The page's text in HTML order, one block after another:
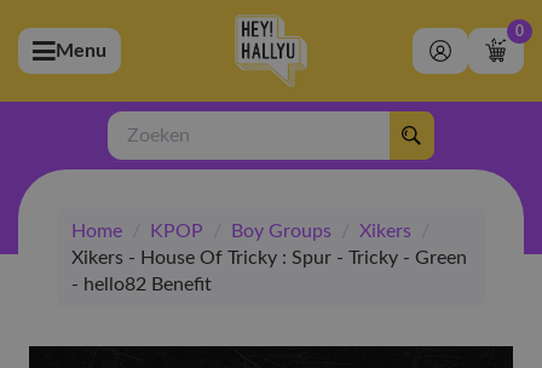
(Artiesten)
(Merchandise)
(Exclusive)
(Winkel)
Menu
0
Zoeken
Home / KPOP / Boy Groups / Xikers
/
Xikers - House Of Tricky : Spur - Tricky - Green
- hello82 Benefit